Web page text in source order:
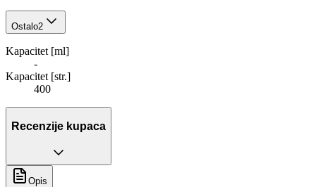
Ostalo2
Kapacitet [ml]
-
Kapacitet [str.]
400
Recenzije kupaca
Opis